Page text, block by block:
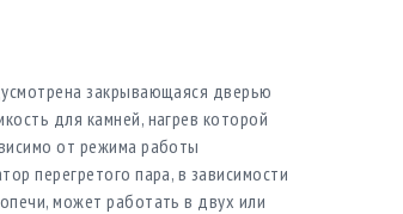
закрывающаяся дверью
для камней, нагрев которой
от режима работы
перегретого пара, в зависимости
может работать в двух или